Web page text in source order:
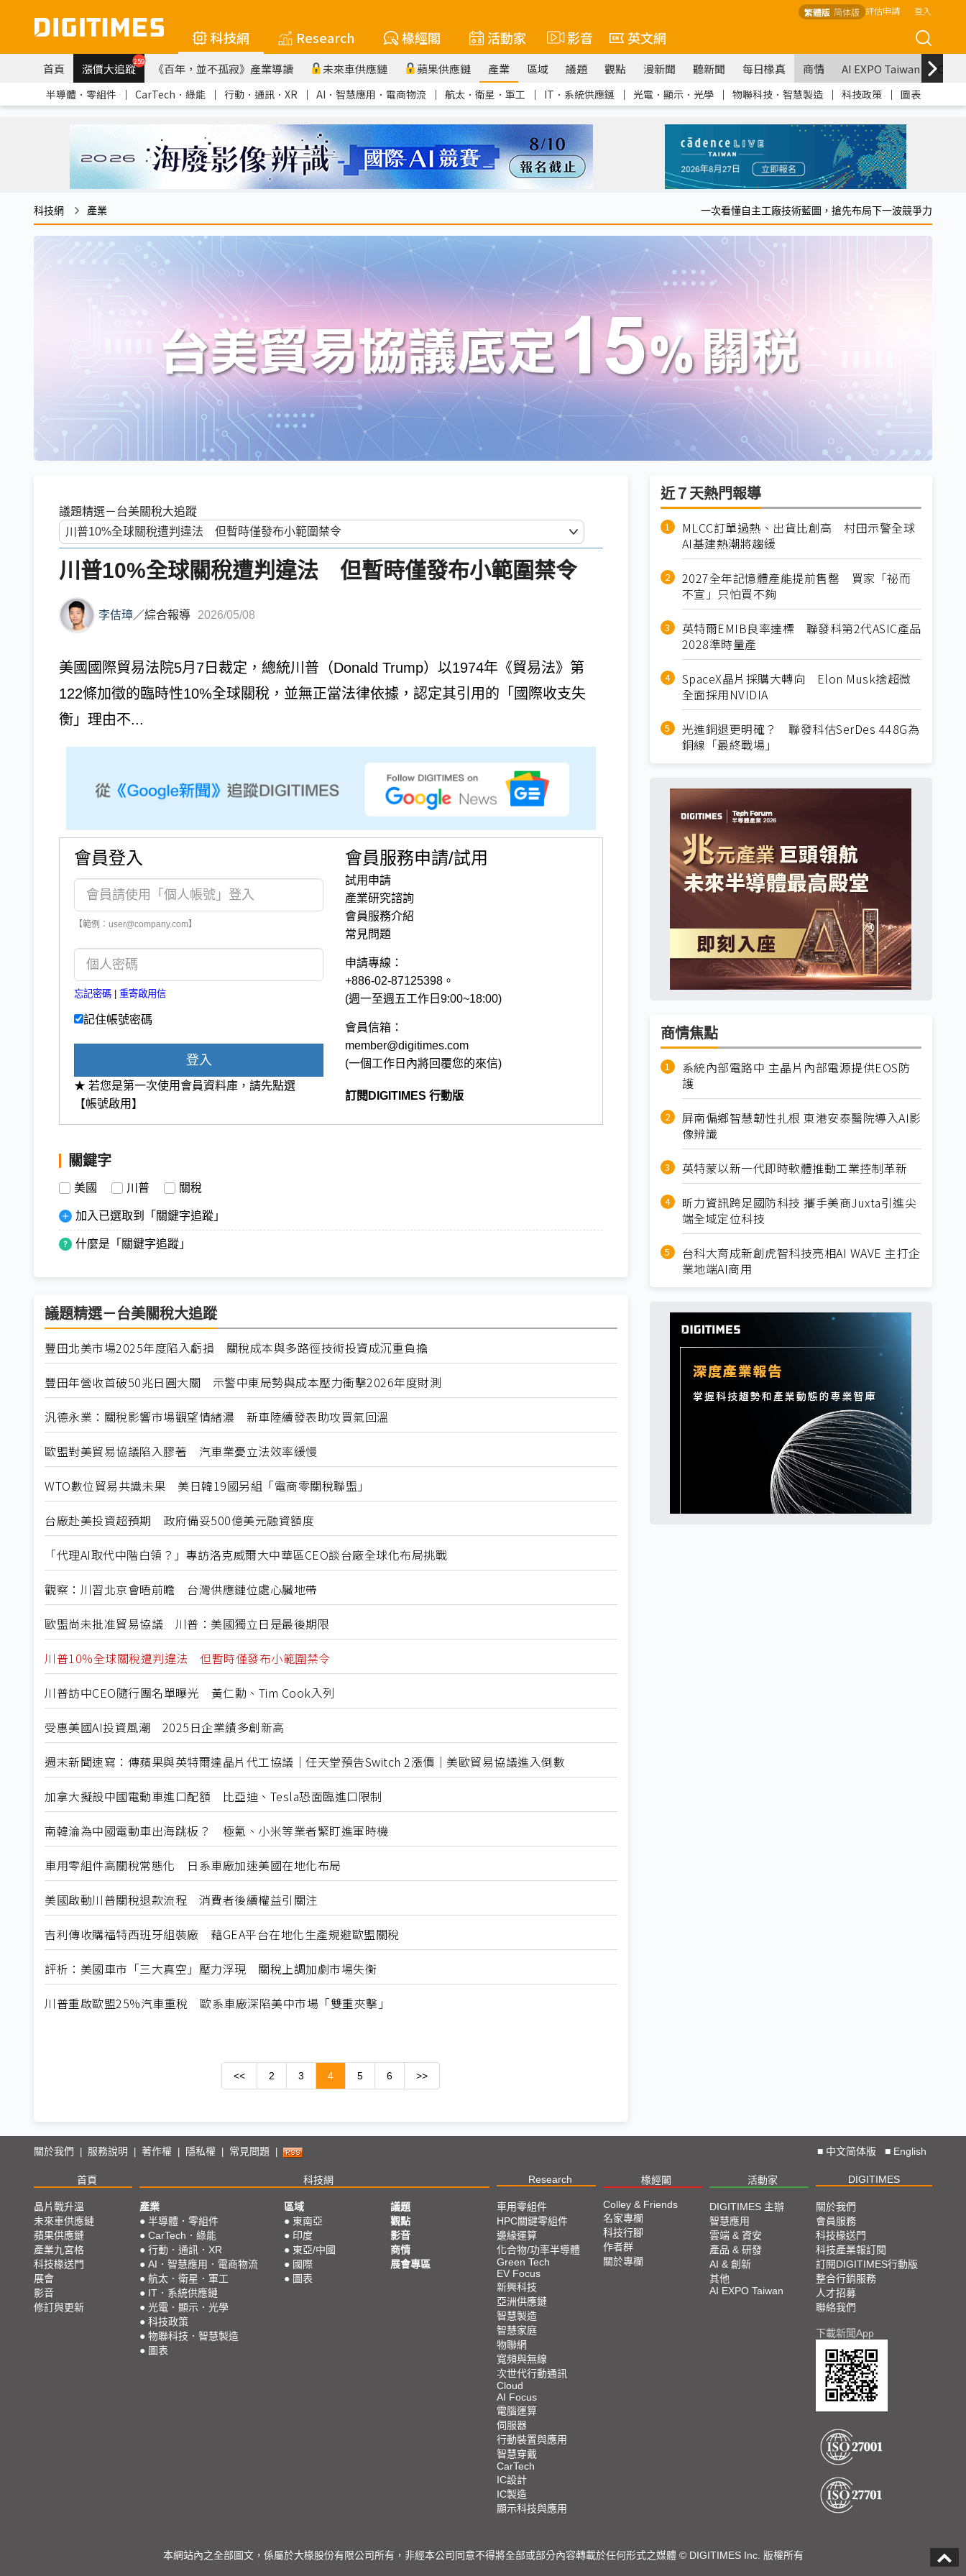
繁體版 简体版 評估申請 登入
科技網 Research 椽經閣 活動家 影音 英文網
首頁 漲價大追蹤259 《百年，並不孤寂》產業導讀 未來車供應鏈 蘋果供應鏈 產業 區域 議題 觀點 漫新聞 聽新聞 每日椽真 商情 AI EXPO Taiwan
半導體．零組件 ｜ CarTech．綠能 ｜ 行動．通訊．XR ｜ AI．智慧應用．電商物流 ｜ 航太．衛星．軍工 ｜ IT．系統供應鏈 ｜ 光電．顯示．光學 ｜ 物聯科技．智慧製造 ｜ 科技政策 ｜ 圖表
科技網 產業 一次看懂自主工廠技術藍圖，搶先布局下一波競爭力
議題精選－台美關稅大追蹤
川普10%全球關稅遭判違法 但暫時僅發布小範圍禁令
李佶璋／綜合報導 2026/05/08
美國國際貿易法院5月7日裁定，總統川普（Donald Trump）以1974年《貿易法》第
122條加徵的臨時性10%全球關稅，並無正當法律依據，認定其引用的「國際收支失
衡」理由不...
會員登入
【範例：user@company.com】
忘記密碼 重寄啟用信
記住帳號密碼
登入
★ 若您是第一次使用會員資料庫，請先點選
【帳號啟用】
會員服務申請/試用
試用申請
產業研究諮詢
會員服務介紹
常見問題
申請專線：
+886-02-87125398。
(週一至週五工作日9:00~18:00)
會員信箱：
member@digitimes.com
(一個工作日內將回覆您的來信)
訂閱DIGITIMES 行動版
關鍵字
美國 川普 關稅
加入已選取到「關鍵字追蹤」
什麼是「關鍵字追蹤」
議題精選－台美關稅大追蹤
豐田北美市場2025年度陷入虧損 關稅成本與多路徑技術投資成沉重負擔
豐田年營收首破50兆日圓大關 示警中東局勢與成本壓力衝擊2026年度財測
汎德永業：關稅影響市場觀望情緒濃 新車陸續發表助攻買氣回溫
歐盟對美貿易協議陷入膠著 汽車業憂立法效率緩慢
WTO數位貿易共識未果 美日韓19國另組「電商零關稅聯盟」
台廠赴美投資超預期 政府備妥500億美元融資額度
「代理AI取代中階白領？」專訪洛克威爾大中華區CEO談台廠全球化布局挑戰
觀察：川習北京會晤前瞻 台灣供應鏈位處心臟地帶
歐盟尚未批准貿易協議 川普：美國獨立日是最後期限
川普10%全球關稅遭判違法 但暫時僅發布小範圍禁令
川普訪中CEO隨行團名單曝光 黃仁勳、Tim Cook入列
受惠美國AI投資風潮 2025日企業績多創新高
週末新聞速寫：傳蘋果與英特爾達晶片代工協議｜任天堂預告Switch 2漲價｜美歐貿易協議進入倒數
加拿大擬設中國電動車進口配額 比亞迪、Tesla恐面臨進口限制
南韓淪為中國電動車出海跳板？ 極氪、小米等業者緊盯進軍時機
車用零組件高關稅常態化 日系車廠加速美國在地化布局
美國啟動川普關稅退款流程 消費者後續權益引關注
吉利傳收購福特西班牙組裝廠 藉GEA平台在地化生產規避歐盟關稅
評析：美國車市「三大真空」壓力浮現 關稅上調加劇市場失衡
川普重啟歐盟25%汽車重稅 歐系車廠深陷美中市場「雙重夾擊」
<< 2 3 4 5 6 >>
近７天熱門報導
MLCC訂單過熱、出貨比創高 村田示警全球
AI基建熱潮將趨緩
2027全年記憶體產能提前售罄 買家「祕而
不宣」只怕買不夠
英特爾EMIB良率達標 聯發科第2代ASIC產品
2028準時量產
SpaceX晶片採購大轉向 Elon Musk捨超微
全面採用NVIDIA
光進銅退更明確？ 聯發科估SerDes 448G為
銅線「最終戰場」
商情焦點
系統內部電路中 主晶片內部電源提供EOS防
護
屏南偏鄉智慧韌性扎根 東港安泰醫院導入AI影
像辨識
英特蒙以新一代即時軟體推動工業控制革新
昕力資訊跨足國防科技 攜手美商Juxta引進尖
端全域定位科技
台科大育成新創虎智科技亮相AI WAVE 主打企
業地端AI商用
關於我們 服務說明 著作權 隱私權 常見問題 ■ 中文简体版 ■ English
首頁 科技網 Research 椽經閣 活動家 DIGITIMES
晶片戰升溫
未來車供應鏈
蘋果供應鏈
產業九宮格
科技椽送門
展會
影音
修訂與更新
產業
● 半導體．零組件
● CarTech．綠能
● 行動．通訊．XR
● AI．智慧應用．電商物流
● 航太．衛星．軍工
● IT．系統供應鏈
● 光電．顯示．光學
● 科技政策
● 物聯科技．智慧製造
● 圖表
區域
● 東南亞
● 印度
● 東亞/中國
● 國際
● 圖表
議題
觀點
影音
商情
展會專區
車用零組件
HPC關鍵零組件
邊緣運算
化合物/功率半導體
Green Tech
EV Focus
新興科技
亞洲供應鏈
智慧製造
智慧家庭
物聯網
寬頻與無線
次世代行動通訊
Cloud
AI Focus
電腦運算
伺服器
行動裝置與應用
智慧穿戴
CarTech
IC設計
IC製造
顯示科技與應用
Colley & Friends
名家專欄
科技行腳
作者群
關於專欄
DIGITIMES 主辦
智慧應用
雲端 & 資安
產品 & 研發
AI & 創新
其他
AI EXPO Taiwan
關於我們
會員服務
科技椽送門
科技產業報訂閱
訂閱DIGITIMES行動版
整合行銷服務
人才招募
聯絡我們
下載新聞App
本網站內之全部圖文，係屬於大椽股份有限公司所有，非經本公司同意不得將全部或部分內容轉載於任何形式之媒體 © DIGITIMES Inc. 版權所有